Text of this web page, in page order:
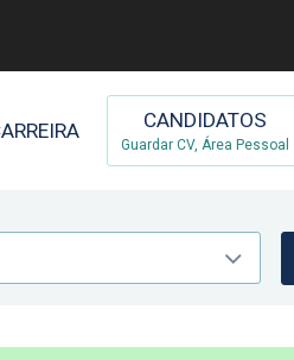
CANDIDATOS
Guardar CV, Área Pessoal